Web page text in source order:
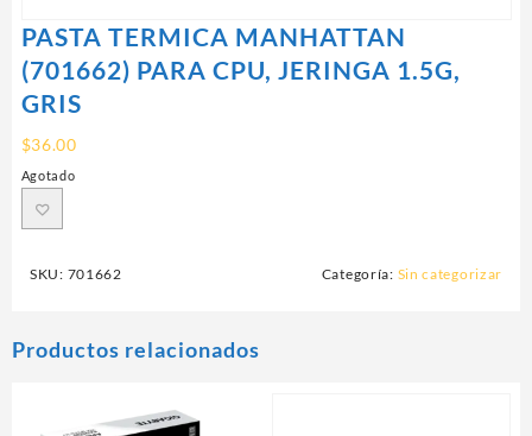
PASTA TERMICA MANHATTAN
(701662) PARA CPU, JERINGA 1.5G,
GRIS
$36.00
Agotado
SKU: 701662 Categoría: Sin categorizar
Productos relacionados